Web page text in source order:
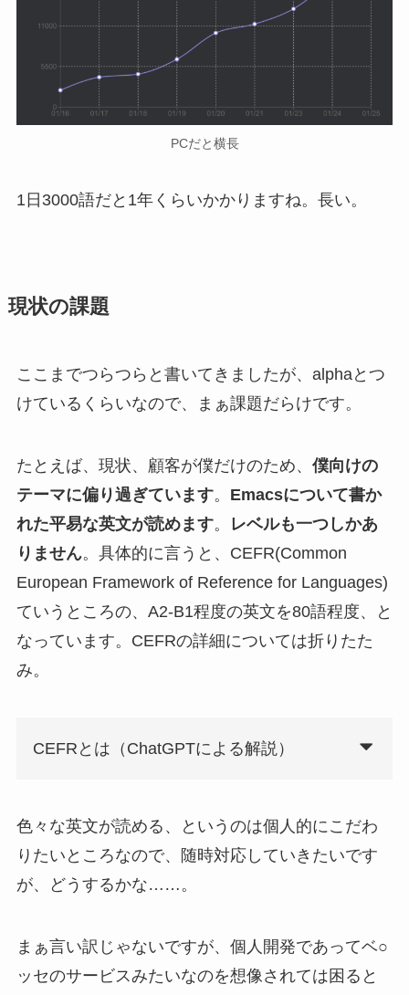
PCだと横長
1日3000語だと1年くらいかかりますね。長い。
現状の課題
ここまでつらつらと書いてきましたが、alphaとつ
けているくらいなので、まぁ課題だらけです。
たとえば、現状、顧客が僕だけのため、 僕向けの
テーマに偏り過ぎています。 Emacsについて書か
れた平易な英文が読めます。
レベルも一つしかあ
りません。具体的に言うと、CEFR(Common
European Framework of Reference for Languages)
ていうところの、A2-B1程度の英文を80語程度、と
なっています。CEFRの詳細については折りたた
み。
CEFRとは（ChatGPTによる解説）
色々な英文が読める、というのは個人的にこだわ
りたいところなので、随時対応していきたいです
が、どうするかな……。
まぁ言い訳じゃないですが、個人開発であってベ○
ッセのサービスみたいなのを想像されては困ると